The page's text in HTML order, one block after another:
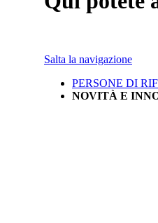
Salta la navigazione
PERSONE DI
NOVITÀ E